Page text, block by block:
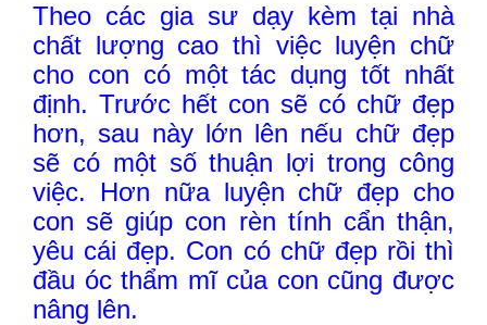
Theo các gia sư dạy kèm tại nhà
chất lượng cao thì việc luyện chữ
cho con có một tác dụng tốt nhất
định. Trước hết con sẽ có chữ đẹp
hơn, sau này lớn lên nếu chữ đẹp
sẽ có một số thuận lợi trong công
việc. Hơn nữa luyện chữ đẹp cho
con sẽ giúp con rèn tính cẩn thận,
yêu cái đẹp. Con có chữ đẹp rồi thì
đầu óc thẩm mĩ của con cũng được
nâng lên.